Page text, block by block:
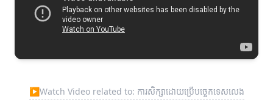
▶Watch Video related to: ការសិក្សាដោយប្រើបច្ចេកទេសលេង